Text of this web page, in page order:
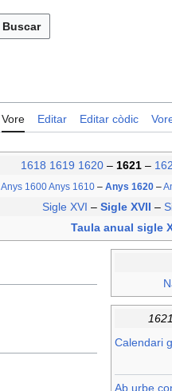
Buscar
Vore Editar Editar còdic
1618 1619 1620 – 1621 –
Anys 1600Anys 1610 – Anys 1620 –
Sigle XVI – Sigle XVII –
Taula anual sigle
Calendari
Ab urbe